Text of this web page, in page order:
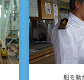
船を動